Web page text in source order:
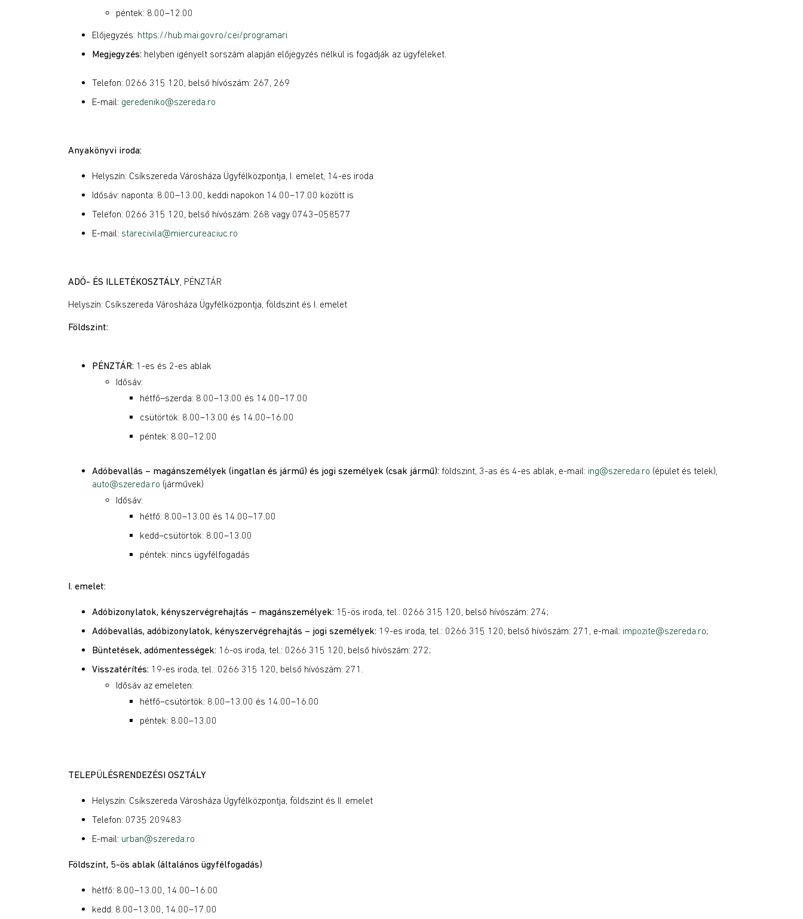
péntek: 8.00–12.00
Előjegyzés: https://hub.mai.gov.ro/cei/programari
Megjegyzés: helyben igényelt sorszám alapján előjegyzés nélkül is fogadják az ügyfeleket.
Telefon: 0266 315 120, belső hívószám: 267, 269
E-mail: geredeniko@szereda.ro
Anyakönyvi iroda:
Helyszín: Csíkszereda Városháza Ügyfélközpontja, I. emelet, 14-es iroda
Idősáv: naponta: 8.00–13.00, keddi napokon 14.00–17.00 között is
Telefon: 0266 315 120, belső hívószám: 268 vagy 0743–058577
E-mail: starecivila@miercureaciuc.ro
ADÓ- ÉS ILLETÉKOSZTÁLY , PÉNZTÁR
Helyszín: Csíkszereda Városháza Ügyfélközpontja, f֨öldszint és I. emelet
Földszint:
PÉNZTÁR: 1-es és 2-es ablak
Idősáv:
hétfő–szerda: 8.00–13.00 és 14.00–17.00
csütörtök: 8.00–13.00 és 14.00–16.00
péntek: 8.00–12.00
Adóbevallás – magánszemélyek (ingatlan és jármű) és jogi személyek (csak jármű): földszint, 3-as és 4-es ablak, e-mail: ing@szereda.ro (épület és telek),
auto@szereda.ro (járművek)
Idősáv:
hétfő: 8.00–13.00 és 14.00–17.00
kedd–csütörtök: 8.00–13.00
péntek: nincs ügyfélfogadás
I. emelet:
Adóbizonylatok, kényszervégrehajtás – magánszemélyek: 15-ös iroda, tel.: 0266 315 120, belső hívószám: 274;
Adóbevallás, adóbizonylatok, kényszervégrehajtás – jogi személyek: 19-es iroda, tel.: 0266 315 120, belső hívószám: 271, e-mail: impozite@szereda.ro;
Büntetések, adómentességek: 16-os iroda, tel.: 0266 315 120, belső hívószám: 272;
Visszatérítés: 19-es iroda, tel.: 0266 315 120, belső hívószám: 271.
Idősáv az emeleten:
hétfő–csütörtök: 8.00–13.00 és 14.00–16.00
péntek: 8.00–13.00
TELEPÜLÉSRENDEZÉSI OSZTÁLY
Helyszín: Csíkszereda Városháza Ügyfélközpontja, f֨öldszint és II. emelet
Telefon: 0735 209483
E-mail: urban@szereda.ro
Földszint, 5-ös ablak (általános ügyfélfogadás)
hétfő: 8.00–13.00, 14.00–16.00
kedd: 8.00–13.00, 14.00–17.00